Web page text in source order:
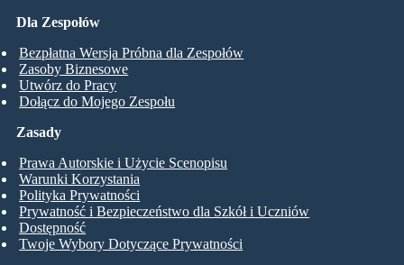
Dla Zespołów
Bezpłatna Wersja Próbna dla Zespołów
Zasoby Biznesowe
Utwórz do Pracy
Dołącz do Mojego Zespołu
Zasady
Prawa Autorskie i Użycie Scenopisu
Warunki Korzystania
Polityka Prywatności
Prywatność i Bezpieczeństwo dla Szkół i Uczniów
Dostępność
Twoje Wybory Dotyczące Prywatności